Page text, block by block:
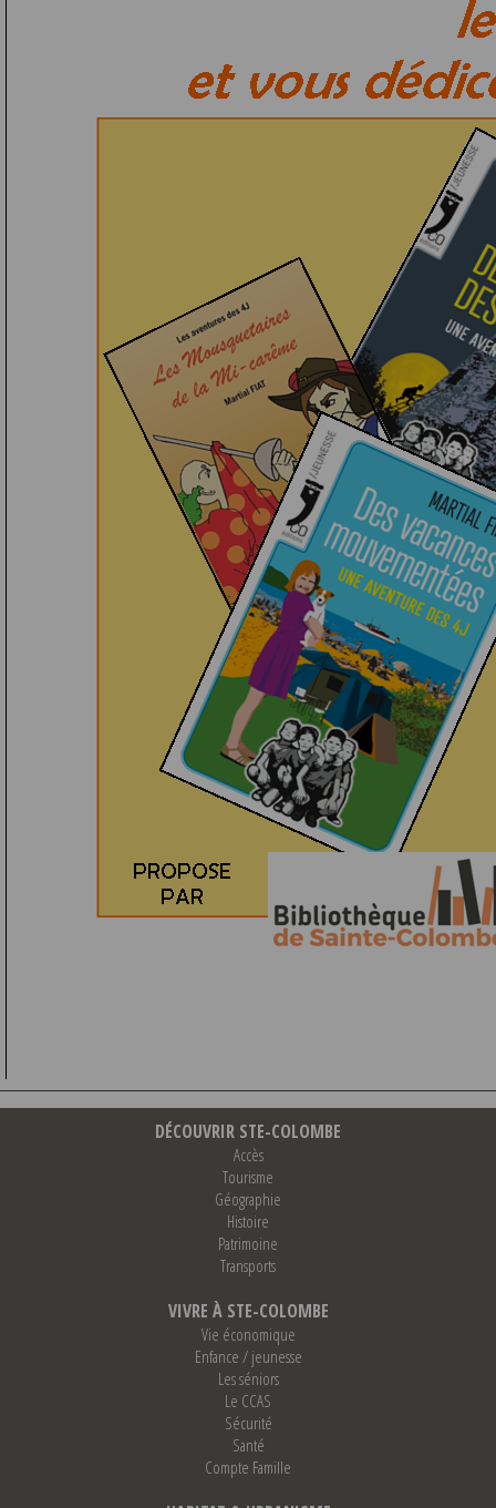
DÉCOUVRIR STE-COLOMBE
Accès
Tourisme
Géographie
Histoire
Patrimoine
Transports
VIVRE À STE-COLOMBE
Vie économique
Enfance / jeunesse
Les séniors
Le CCAS
Sécurité
Santé
Compte Famille